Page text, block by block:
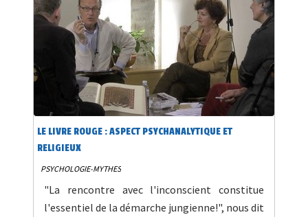
LE LIVRE ROUGE : ASPECT PSYCHANALYTIQUE ET
RELIGIEUX
PSYCHOLOGIE-MYTHES
"La rencontre avec l'inconscient constitue
l'essentiel de la démarche jungienne!", nous dit